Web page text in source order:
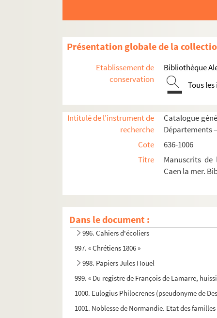
Présentation globale de la
Etablissement de
conservation
Bibliothèque
Tous
Intitulé de l'instrument de
recherche
Catalogue
Départements
Cote
636-1006
Titre
Manuscrits
Caen la mer.
Dans le document :
962. Paul Houdan. « Histoire du 236e
963. Fernand Gaudu.
964. François de Malherbe. Lettre autographe
965. Rémy de Gourmont. Lettres à Octave
966. « Mémorial de la Bibliothèque de Caen »
968. Louis Dubois. Deux lettres
969. Maurice Lecomte. Cahiers de cours et
970. Colonel F. Bernadac. Essai de
971. Gilles Ménage. Lettres à lui adressées
972-992. Autographes, documents,
995. « Maison d'Education Chrétienne de
996. Cahiers d'écoliers
997. « Chrétiens 1806 »
998. Papiers Jules Hoüel
999. « Du registre de François de Lamarre,
1000. Eulogius Philocrenes (pseudonyme de
1001. Noblesse de Normandie. Etat des